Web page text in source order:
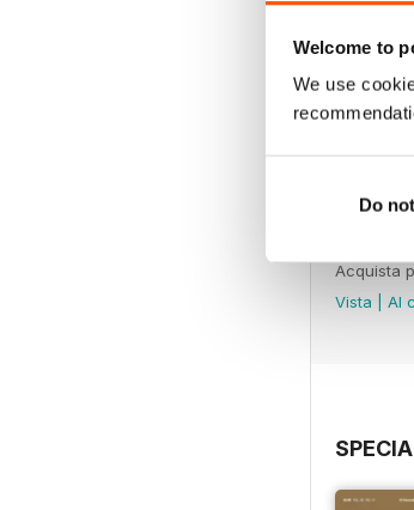
Welcome to
We use
Do
Acquista
Vista
Al